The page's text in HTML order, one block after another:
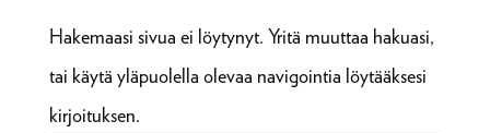
Hakemaasi sivua ei löytynyt. Yritä muuttaa hakuasi,
tai käytä yläpuolella olevaa navigointia löytääksesi
kirjoituksen.